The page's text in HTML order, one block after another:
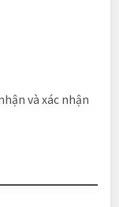
và xác nhận